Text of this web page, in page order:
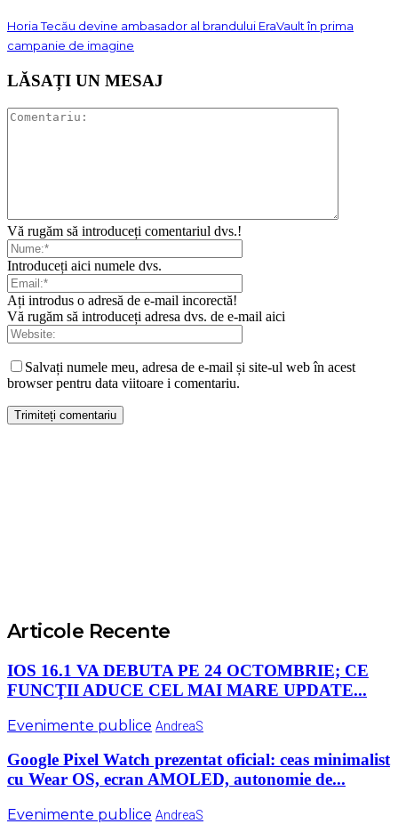
Horia Tecău devine ambasador al brandului EraVault în prima
campanie de imagine
LĂSAȚI UN MESAJ
Vă rugăm să introduceți comentariul dvs.!
Introduceți aici numele dvs.
Ați introdus o adresă de e-mail incorectă!
Vă rugăm să introduceți adresa dvs. de e-mail aici
Salvați numele meu, adresa de e-mail și site-ul web în acest
browser pentru data viitoare i comentariu.
Articole Recente
IOS 16.1 VA DEBUTA PE 24 OCTOMBRIE; CE
FUNCŢII ADUCE CEL MAI MARE UPDATE...
Evenimente publice AndreaS
Google Pixel Watch prezentat oficial: ceas minimalist
cu Wear OS, ecran AMOLED, autonomie de...
Evenimente publice AndreaS